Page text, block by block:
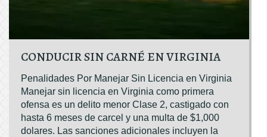
CONDUCIR SIN CARNÉ EN VIRGINIA
Penalidades Por Manejar Sin Licencia en Virginia
Manejar sin licencia en Virginia como primera
ofensa es un delito menor Clase 2, castigado con
hasta 6 meses de carcel y una multa de $1,000
dolares. Las sanciones adicionales incluyen la